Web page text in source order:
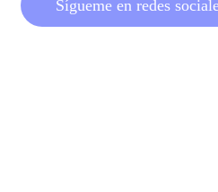
Sígueme en redes social